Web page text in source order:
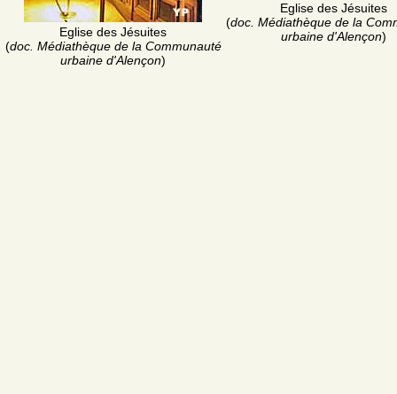
Eglise des Jésuites
(doc. Médiathèque de la Communauté
urbaine d'Alençon)
Eglise des Jésuites
(doc. Médiathèque de la
urbaine d'Alençon)